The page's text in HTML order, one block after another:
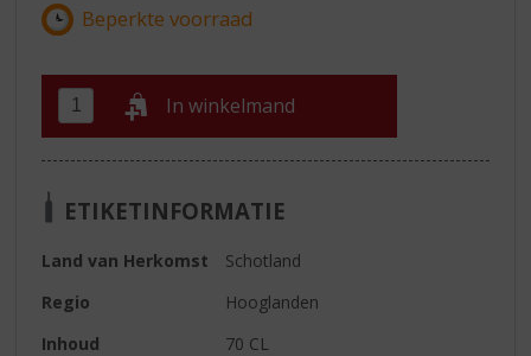
In winkelmand
ETIKETINFORMATIE
Land van Herkomst
Schotland
Regio
Hooglanden
Inhoud
70 CL